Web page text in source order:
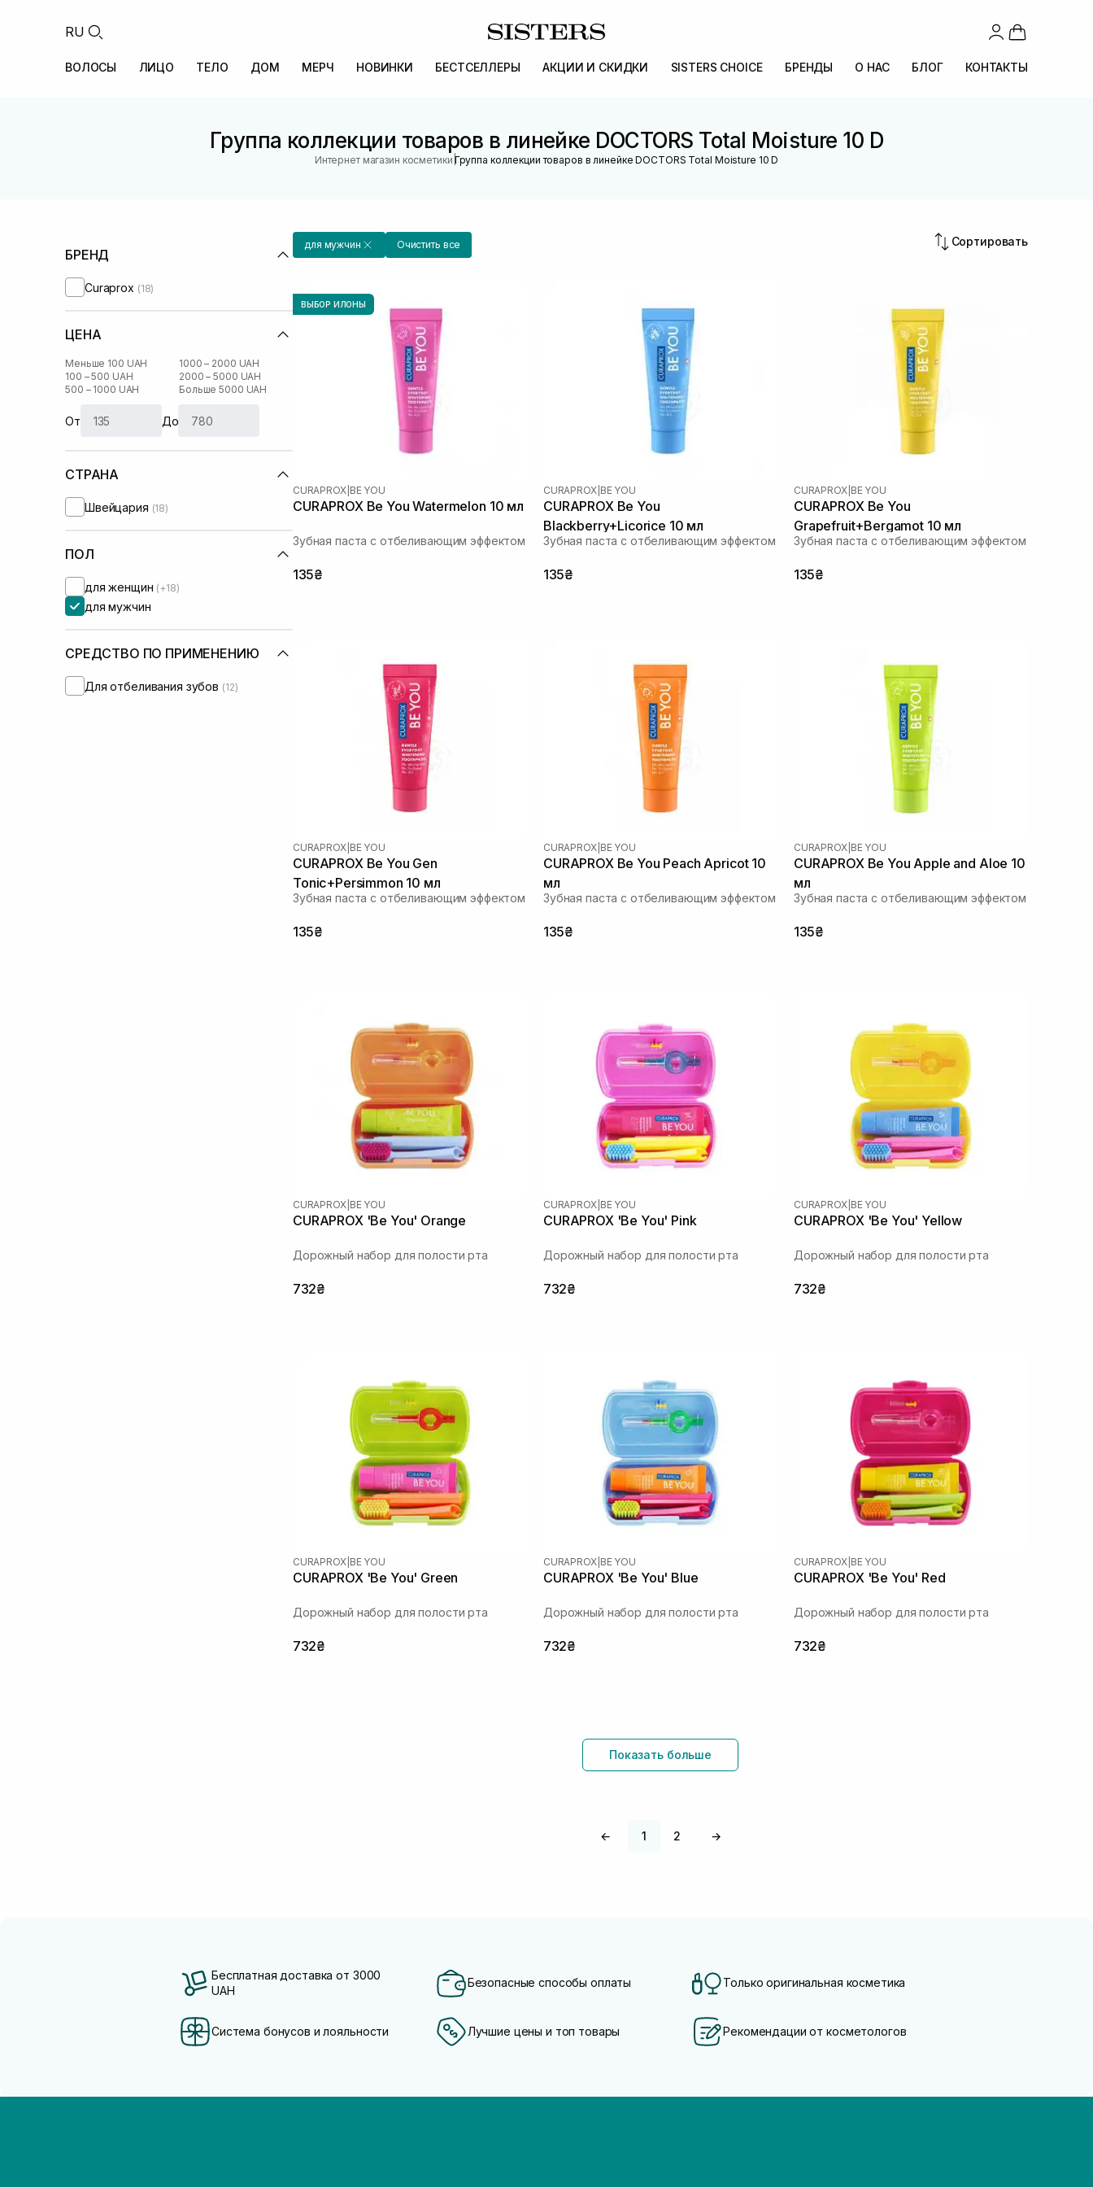
RU
ВОЛОСЫ ЛИЦО ТЕЛО ДОМ МЕРЧ НОВИНКИ БЕСТСЕЛЛЕРЫ АКЦИИ И СКИДКИ SISTERS CHOICE БРЕНДЫ О НАС БЛОГ КОНТАКТЫ
Группа коллекции товаров в линейке DOCTORS Total Moisture 10 D
Интернет магазин косметики |Группа коллекции товаров в линейке DOCTORS Total Moisture 10 D
БРЕНД
Curaprox (18)
ЦЕНА
Меньше 100 UAH
100 – 500 UAH
500 – 1000 UAH
1000 – 2000 UAH
2000 – 5000 UAH
Больше 5000 UAH
От До
СТРАНА
Швейцария (18)
ПОЛ
для женщин (+18)
для мужчин
СРЕДСТВО ПО ПРИМЕНЕНИЮ
Для отбеливания зубов (12)
для мужчин Очистить все Сортировать
ВЫБОР ИЛОНЫ
CURAPROX BE YOU
CURAPROX Be You Watermelon 10 мл
Зубная паста с отбеливающим эффектом
135₴
CURAPROX BE YOU
CURAPROX Be You
Blackberry+Licorice 10 мл
Зубная паста с отбеливающим эффектом
135₴
CURAPROX BE YOU
CURAPROX Be You
Grapefruit+Bergamot 10 мл
Зубная паста с отбеливающим эффектом
135₴
CURAPROX BE YOU
CURAPROX Be You Gen
Tonic+Persimmon 10 мл
Зубная паста с отбеливающим эффектом
135₴
CURAPROX BE YOU
CURAPROX Be You Peach Apricot 10
мл
Зубная паста с отбеливающим эффектом
135₴
CURAPROX BE YOU
CURAPROX Be You Apple and Aloe 10
мл
Зубная паста с отбеливающим эффектом
135₴
CURAPROX BE YOU
CURAPROX 'Be You' Orange
Дорожный набор для полости рта
732₴
CURAPROX BE YOU
CURAPROX 'Be You' Pink
Дорожный набор для полости рта
732₴
CURAPROX BE YOU
CURAPROX 'Be You' Yellow
Дорожный набор для полости рта
732₴
CURAPROX BE YOU
CURAPROX 'Be You' Green
Дорожный набор для полости рта
732₴
CURAPROX BE YOU
CURAPROX 'Be You' Blue
Дорожный набор для полости рта
732₴
CURAPROX BE YOU
CURAPROX 'Be You' Red
Дорожный набор для полости рта
732₴
Показать больше
← 1 2 →
Бесплатная доставка от 3000
UAH
Безопасные способы оплаты Только оригинальная косметика
Система бонусов и лояльности Лучшие цены и топ товары Рекомендации от косметологов